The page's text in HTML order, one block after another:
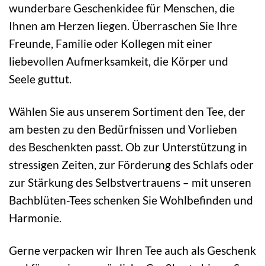
wunderbare Geschenkidee für Menschen, die
Ihnen am Herzen liegen. Überraschen Sie Ihre
Freunde, Familie oder Kollegen mit einer
liebevollen Aufmerksamkeit, die Körper und
Seele guttut.
Wählen Sie aus unserem Sortiment den Tee, der
am besten zu den Bedürfnissen und Vorlieben
des Beschenkten passt. Ob zur Unterstützung in
stressigen Zeiten, zur Förderung des Schlafs oder
zur Stärkung des Selbstvertrauens – mit unseren
Bachblüten-Tees schenken Sie Wohlbefinden und
Harmonie.
Gerne verpacken wir Ihren Tee auch als Geschenk